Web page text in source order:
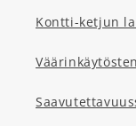
Kontti-ketjun